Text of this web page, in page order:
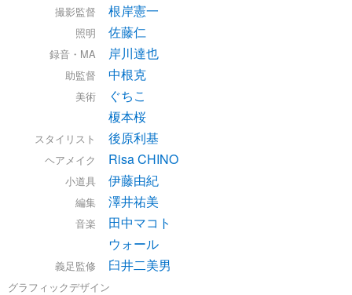
撮影監督 根岸憲一
照明 佐藤仁
録音・MA 岸川達也
助監督 中根克
美術
ぐちこ
榎本桜
スタイリスト 後原利基
ヘアメイク Risa CHINO
小道具 伊藤由紀
編集 澤井祐美
音楽
田中マコト
ウォール
義足監修 臼井二美男
グラフィックデザイン